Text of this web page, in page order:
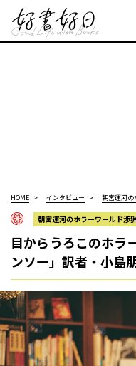
HOME インタビュー 朝宮運河の
朝宮運河のホラーワールド渉
目からうろこのホ
ンソー」訳者・小島